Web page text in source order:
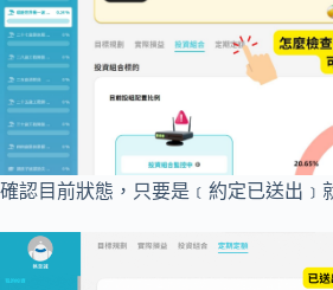
確認目前狀態，只要是﹝約定已送出﹞